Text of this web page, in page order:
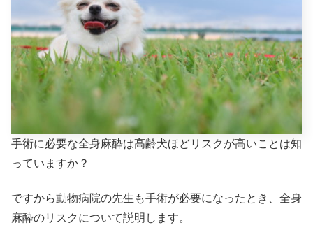
手術に必要な全身麻酔は高齢犬ほどリスクが高いことは知
っていますか？
ですから動物病院の先生も手術が必要になったとき、全身
麻酔のリスクについて説明します。